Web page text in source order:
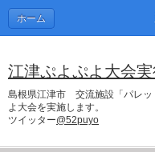
ホーム
江津ぷよぷよ大会
島根県江津市 交流施設「パレッ
よ大会を実施します。
ツイッター@52puyo